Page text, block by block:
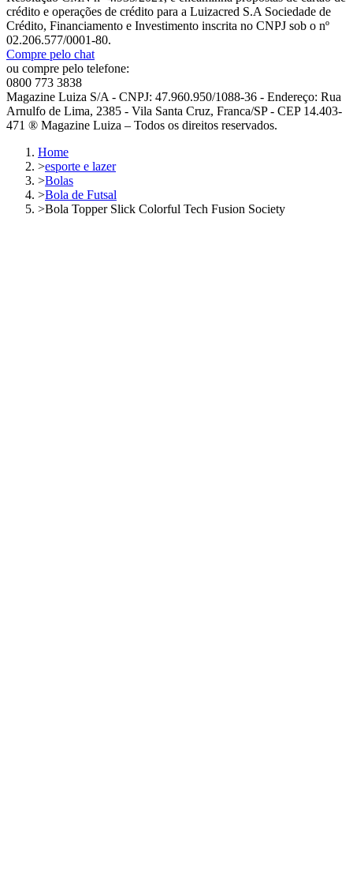
crédito e operações de crédito para a Luizacred S.A Sociedade de
Crédito, Financiamento e Investimento inscrita no CNPJ sob o nº
02.206.577/0001-80.
Compre pelo chat
ou compre pelo telefone:
0800 773 3838
Magazine Luiza S/A - CNPJ: 47.960.950/1088-36 - Endereço: Rua
Arnulfo de Lima, 2385 - Vila Santa Cruz, Franca/SP - CEP 14.403-
471 ® Magazine Luiza – Todos os direitos reservados.
Home
>esporte e lazer
>Bolas
>Bola de Futsal
>Bola Topper Slick Colorful Tech Fusion Society